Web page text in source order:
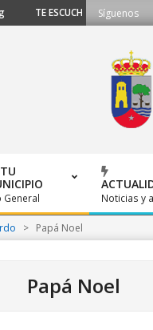
TE ESCUCHAMOS - Llámanos al
Síguenos
TU
General Noticias y
> Papá Noel
Papá Noel